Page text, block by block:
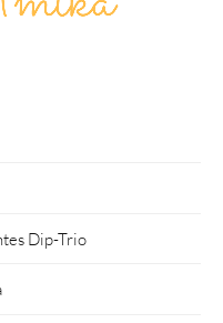
Dip-Trio